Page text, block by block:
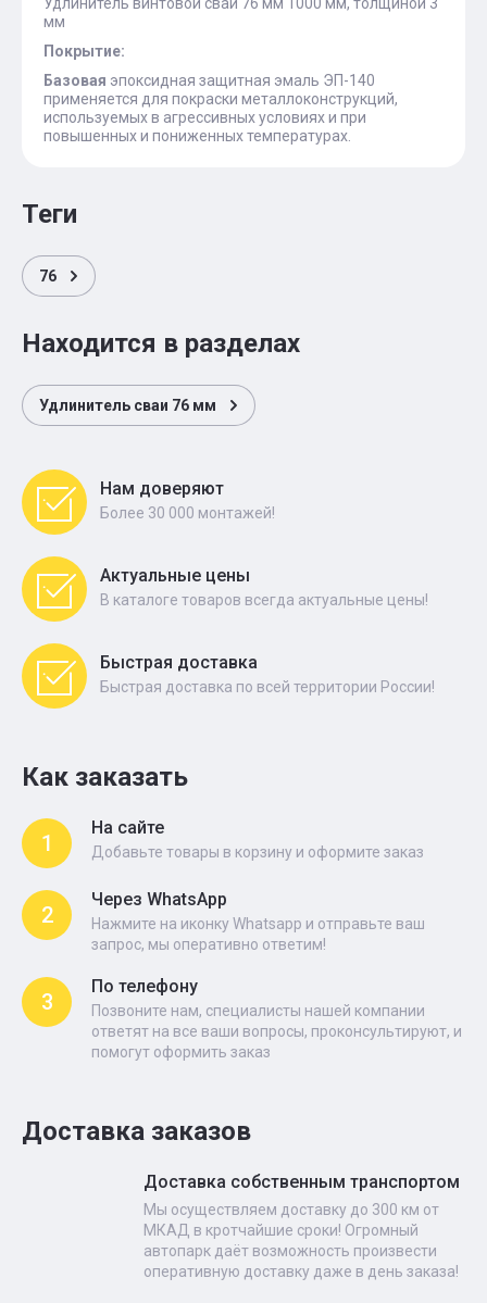
мм
Покрытие:
Базовая эпоксидная защитная эмаль ЭП-140
применяется для покраски металлоконструкций,
используемых в агрессивных условиях и при
повышенных и пониженных температурах.
теги
76
Находится в разделах
Удлинитель сваи 76 мм
Нам доверяют
Более 30 000 монтажей!
Актуальные цены
В каталоге товаров всегда актуальные цены!
Быстрая доставка
Быстрая доставка по всей территории России!
Как заказать
1
На сайте
Добавьте товары в корзину и оформите заказ
2
Через WhatsApp
Нажмите на иконку Whatsapp и отправьте ваш
запрос, мы оперативно ответим!
3
По телефону
Позвоните нам, специалисты нашей компании
ответят на все ваши вопросы, проконсультируют, и
помогут оформить заказ
Доставка заказов
Доставка собственным транспортом
Мы осуществляем доставку до 300 км от
МКАД в кротчайшие сроки! Огромный
автопарк даёт возможность произвести
оперативную доставку даже в день заказа!